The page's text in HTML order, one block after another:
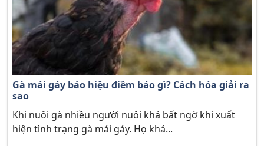
Gà mái gáy báo hiệu điềm báo gì? Cách hóa giải ra
sao
Khi nuôi gà nhiều người nuôi khá bất ngờ khi xuất
hiện tình trạng gà mái gáy. Họ khá...